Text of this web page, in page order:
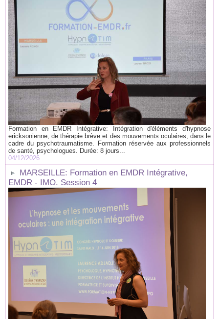
Formation en EMDR Intégrative: Intégration d'éléments d'hypnose
ericksonienne, de thérapie brève et des mouvements oculaires, dans le
cadre du psychotraumatisme. Formation réservée aux professionnels
de santé, psychologues. Durée: 8 jours...
04/12/2026
MARSEILLE: Formation en EMDR Intégrative,
EMDR - IMO. Session 4